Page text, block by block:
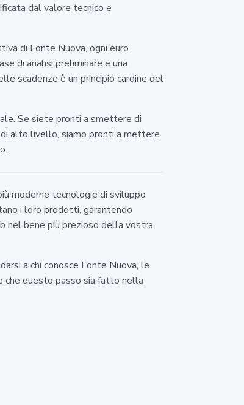
dal valore tecnico e
di Fonte Nuova, ogni euro
di analisi preliminare e una
scadenze è un principio cardine del
Se siete pronti a smettere di
alto livello, siamo pronti a mettere
moderne tecnologie di sviluppo
i loro prodotti, garantendo
bene più prezioso della vostra
a chi conosce Fonte Nuova, le
che questo passo sia fatto nella